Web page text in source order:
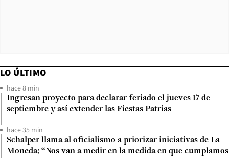
LO ÚLTIMO
hace 8 min
Ingresan proyecto para declarar feriado el jueves 17 de
septiembre y así extender las Fiestas Patrias
hace 35 min
Schalper llama al oficialismo a priorizar iniciativas de La
Moneda: “Nos van a medir en la medida en que cumplamos